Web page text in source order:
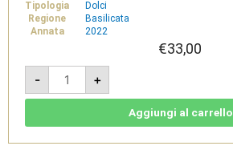
Tipologia
Dolci
Regione
Basilicata
Annata
2022
€33,00
-
L'Autentica
0,5l
-
Basilicata
-
+
Aggiungi al carrello